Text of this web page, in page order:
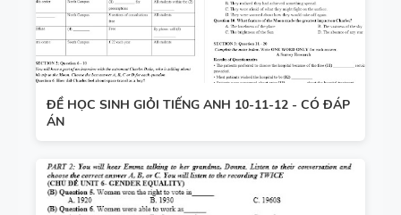
ĐỀ HỌC SINH GIỎI TIẾNG ANH 10-11-12 - CÓ ĐÁP
ÁN